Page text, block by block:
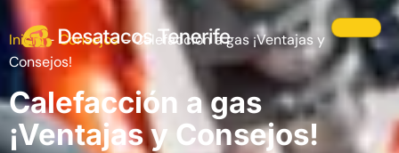
Inicio- Consejos-Calefacción a gas ¡Ventajas y
Consejos!
Calefacción a gas
¡Ventajas y Consejos!